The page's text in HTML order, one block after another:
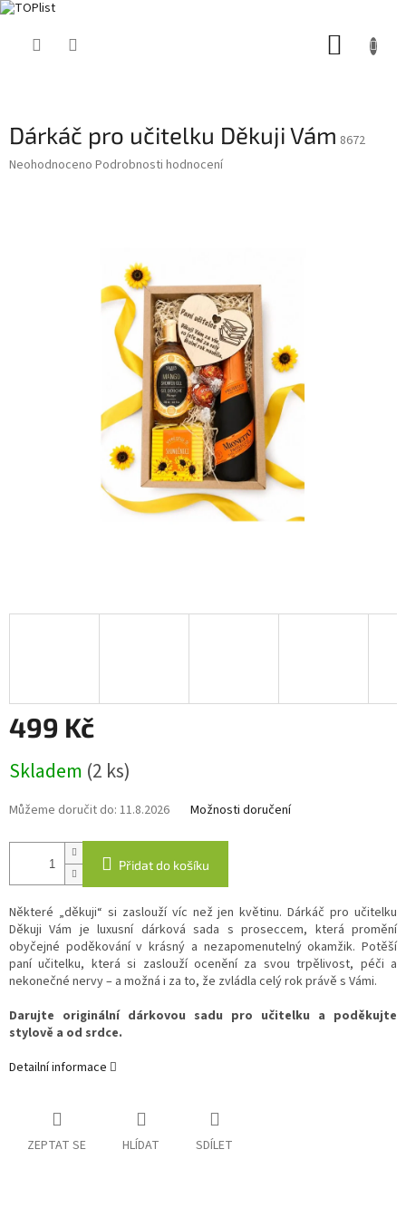
Dárkáč pro učitelku Děkuji Vám 8672
Průměrné
Neohodnoceno Podrobnosti hodnocení
499 Kč
cena:
Skladem (2 ks)
Můžeme doručit do: 11.8.2026 Možnosti doručení
Přidat do košíku
Některé „děkuji“ si zaslouží víc než jen květinu. Dárkáč pro učitelku
Děkuji Vám je luxusní dárková sada s proseccem, která promění
obyčejné poděkování v krásný a nezapomenutelný okamžik. Potěší
paní učitelku, která si zaslouží ocenění za svou trpělivost, péči a
nekonečné nervy – a možná i za to, že zvládla celý rok právě s Vámi.
Darujte originální dárkovou sadu pro učitelku a poděkujte
stylově a od srdce.
Detailní informace
ZEPTAT SE HLÍDAT SDÍLET